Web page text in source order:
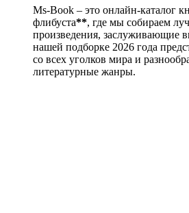
Ms-Book – это онлайн-каталог
флибуста**, где мы собираем
произведения, заслуживающие
нашей подборке 2026 года
со всех уголков мира и
литературные жанры.